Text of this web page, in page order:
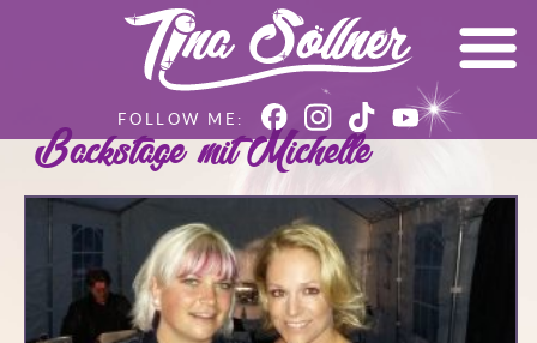
Backstage mit Michelle